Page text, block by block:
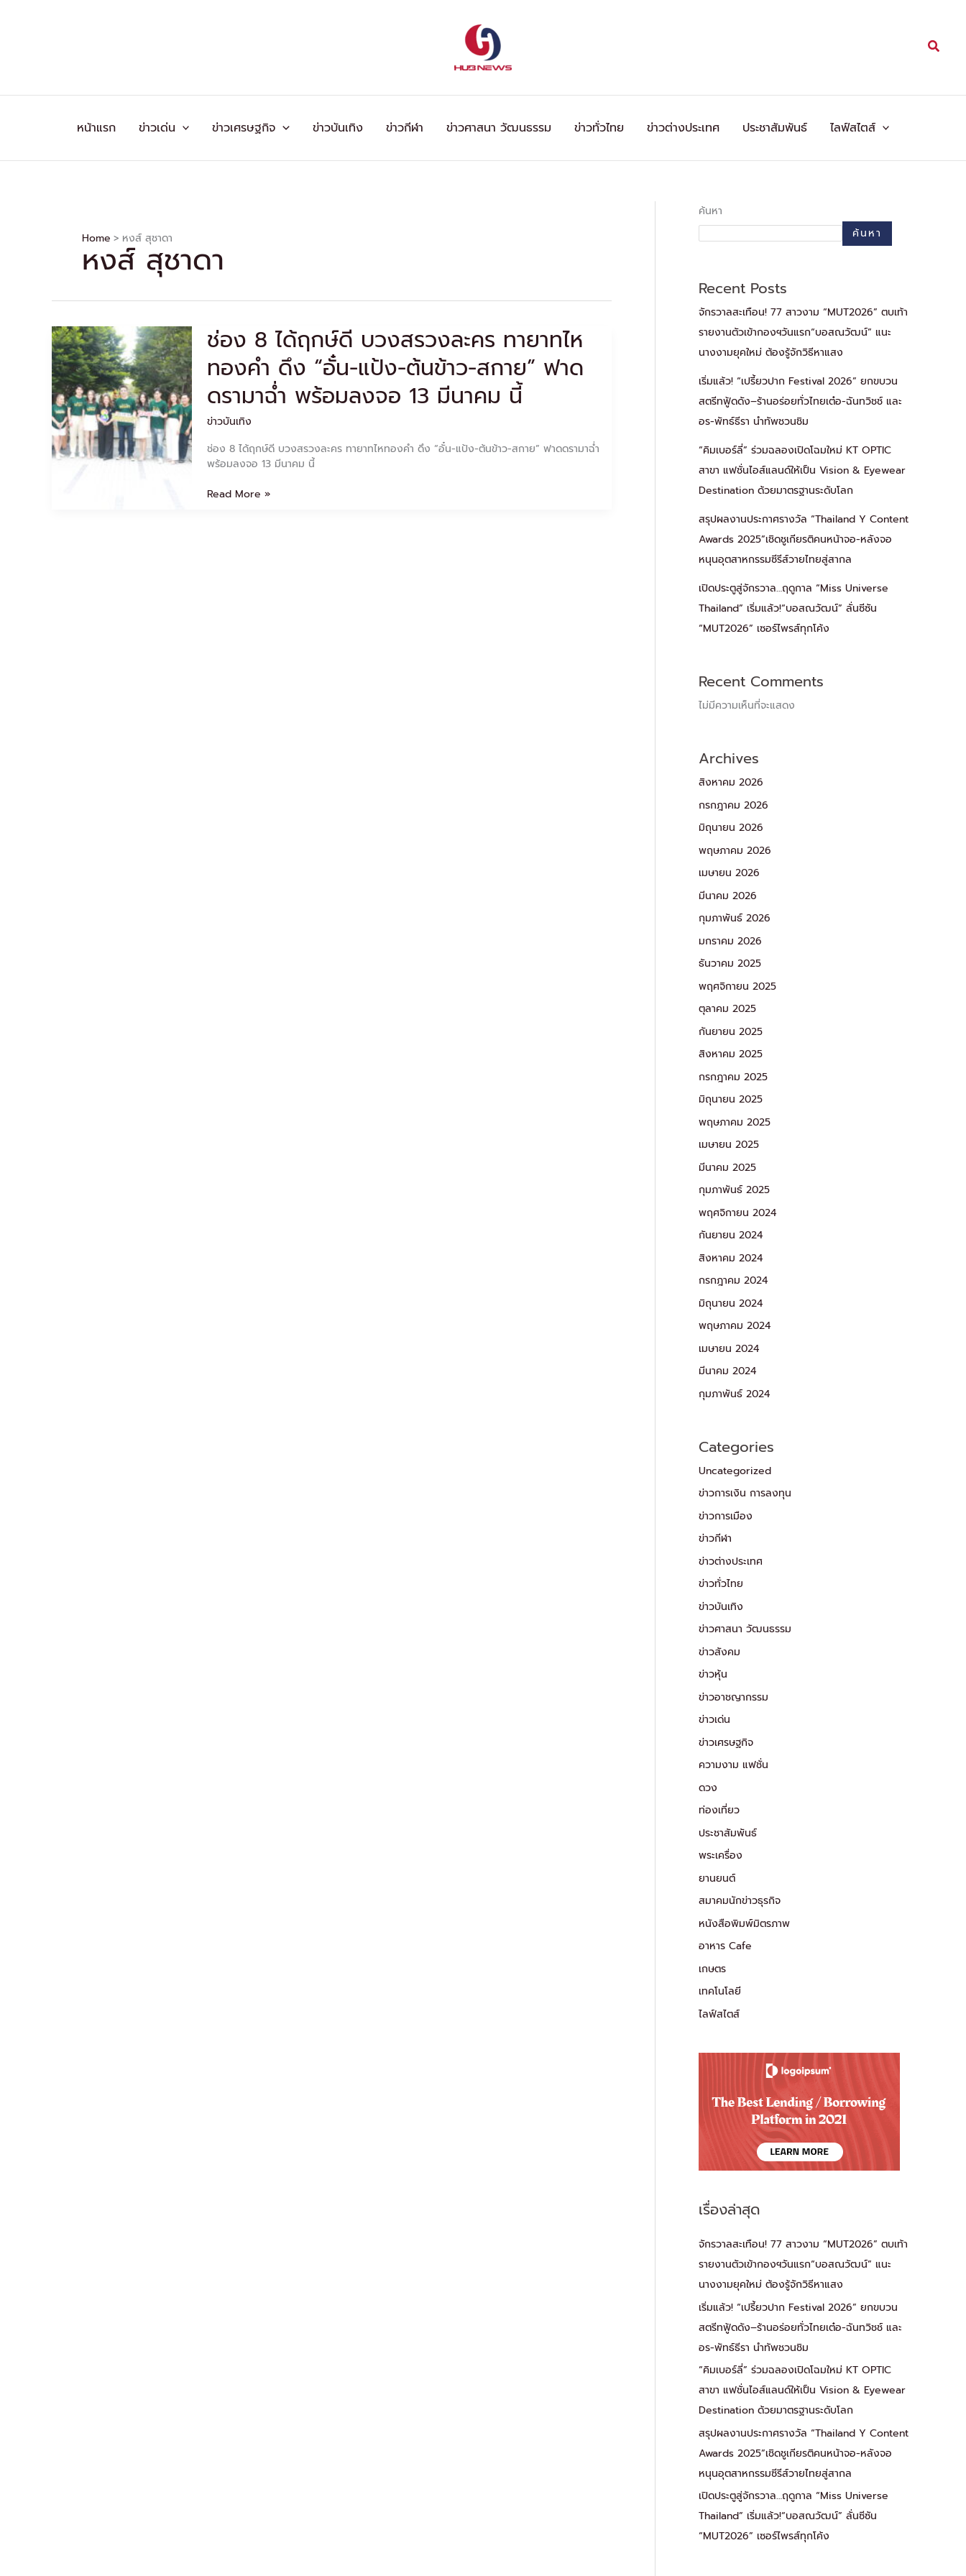
หน้าแรก ข่าวเด่น ข่าวเศรษฐกิจ ข่าวบันเทิง ข่าวกีฬา ข่าวศาสนา วัฒนธรรม ข่าวทั่วไทย ข่าวต่างประเทศ ประชาสัมพันธ์ ไลฟ์สไตส์
Home หงส์ สุชาดา
หงส์ สุชาดา
ช่อง 8 ได้ฤกษ์ดี บวงสรวงละคร ทายาทไห
ทองคำ ดึง “อั๋น-แป้ง-ต้นข้าว-สกาย” ฟาด
ดรามาฉ่ำ พร้อมลงจอ 13 มีนาคม นี้
ข่าวบันเทิง
ช่อง 8 ได้ฤกษ์ดี บวงสรวงละคร ทายาทไหทองคำ ดึง “อั๋น-แป้ง-ต้นข้าว-สกาย” ฟาดดรามาฉ่ำ
พร้อมลงจอ 13 มีนาคม นี้
ช่อง
8
ได้
ฤกษ์
ดี
ละคร
ไห
ทองคำ
“อั๋น-
Read More »
ค้นหา
ค้นหา
Recent Posts
จักรวาลสะเทือน! 77 สาวงาม “MUT2026” ตบเท้า
รายงานตัวเข้ากองฯวันแรก“บอสณวัฒน์” แนะ
นางงามยุคใหม่ ต้องรู้จักวิธีหาแสง
เริ่มแล้ว! “เปรี้ยวปาก Festival 2026” ยกขบวน
สตรีทฟู้ดดัง–ร้านอร่อยทั่วไทยเต๋อ-ฉันทวิชช์ และ
อร-พัทธ์ธีรา นำทัพชวนชิม
“คิมเบอร์ลี่” ร่วมฉลองเปิดโฉมใหม่ KT OPTIC
สาขา แฟชั่นไอส์แลนด์ให้เป็น Vision & Eyewear
Destination ด้วยมาตรฐานระดับโลก
สรุปผลงานประกาศรางวัล “Thailand Y Content
Awards 2025”เชิดชูเกียรติคนหน้าจอ-หลังจอ
หนุนอุตสาหกรรมซีรีส์วายไทยสู่สากล
เปิดประตูสู่จักรวาล…ฤดูกาล “Miss Universe
Thailand” เริ่มแล้ว!“บอสณวัฒน์” ลั่นซีซัน
“MUT2026” เซอร์ไพรส์ทุกโค้ง
Recent Comments
ไม่มีความเห็นที่จะแสดง
Archives
สิงหาคม 2026
กรกฎาคม 2026
มิถุนายน 2026
พฤษภาคม 2026
เมษายน 2026
มีนาคม 2026
กุมภาพันธ์ 2026
มกราคม 2026
ธันวาคม 2025
พฤศจิกายน 2025
ตุลาคม 2025
กันยายน 2025
สิงหาคม 2025
กรกฎาคม 2025
มิถุนายน 2025
พฤษภาคม 2025
เมษายน 2025
มีนาคม 2025
กุมภาพันธ์ 2025
พฤศจิกายน 2024
กันยายน 2024
สิงหาคม 2024
กรกฎาคม 2024
มิถุนายน 2024
พฤษภาคม 2024
เมษายน 2024
มีนาคม 2024
กุมภาพันธ์ 2024
Categories
Uncategorized
ข่าวการเงิน การลงทุน
ข่าวการเมือง
ข่าวกีฬา
ข่าวต่างประเทศ
ข่าวทั่วไทย
ข่าวบันเทิง
ข่าวศาสนา วัฒนธรรม
ข่าวสังคม
ข่าวหุ้น
ข่าวอาชญากรรม
ข่าวเด่น
ข่าวเศรษฐกิจ
ความงาม แฟชั่น
ดวง
ท่องเที่ยว
ประชาสัมพันธ์
พระเครื่อง
ยานยนต์
สมาคมนักข่าวธุรกิจ
หนังสือพิมพ์มิตรภาพ
อาหาร Cafe
เกษตร
เทคโนโลยี
ไลฟ์สไตส์
เรื่องล่าสุด
จักรวาลสะเทือน! 77 สาวงาม “MUT2026” ตบเท้า
รายงานตัวเข้ากองฯวันแรก“บอสณวัฒน์” แนะ
นางงามยุคใหม่ ต้องรู้จักวิธีหาแสง
เริ่มแล้ว! “เปรี้ยวปาก Festival 2026” ยกขบวน
สตรีทฟู้ดดัง–ร้านอร่อยทั่วไทยเต๋อ-ฉันทวิชช์ และ
อร-พัทธ์ธีรา นำทัพชวนชิม
“คิมเบอร์ลี่” ร่วมฉลองเปิดโฉมใหม่ KT OPTIC
สาขา แฟชั่นไอส์แลนด์ให้เป็น Vision & Eyewear
Destination ด้วยมาตรฐานระดับโลก
สรุปผลงานประกาศรางวัล “Thailand Y Content
Awards 2025”เชิดชูเกียรติคนหน้าจอ-หลังจอ
หนุนอุตสาหกรรมซีรีส์วายไทยสู่สากล
เปิดประตูสู่จักรวาล…ฤดูกาล “Miss Universe
Thailand” เริ่มแล้ว!“บอสณวัฒน์” ลั่นซีซัน
“MUT2026” เซอร์ไพรส์ทุกโค้ง